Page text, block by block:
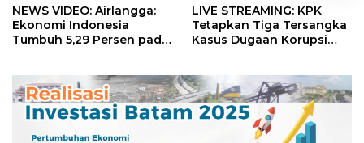
NEWS VIDEO: Airlangga:
Ekonomi Indonesia
Tumbuh 5,29 Persen pada
LIVE STREAMING: KPK
Tetapkan Tiga Tersangka
Kasus Dugaan Korupsi